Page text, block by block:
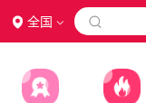
全国 